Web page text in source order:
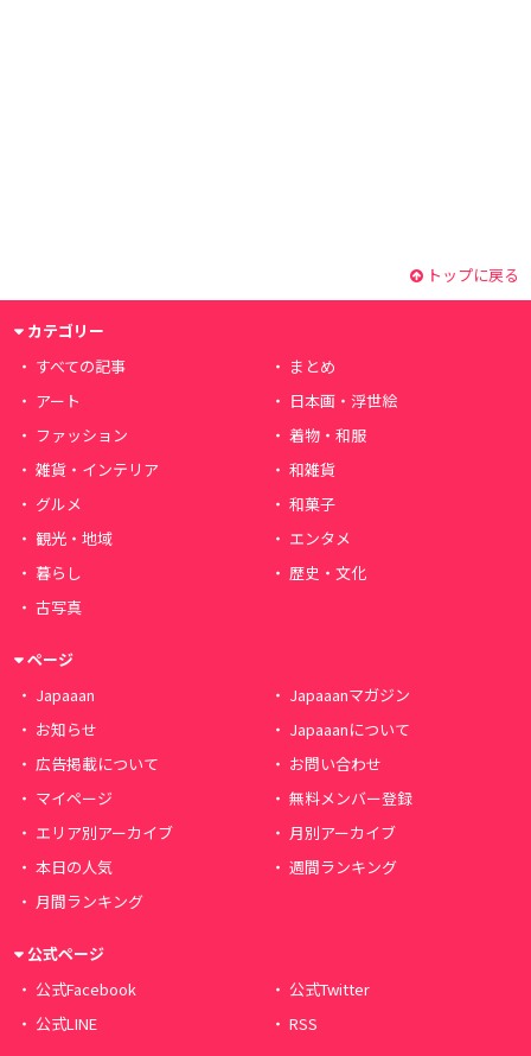
トップに戻る
カテゴリー
すべての記事
まとめ
アート
日本画・浮世絵
ファッション
着物・和服
雑貨・インテリア
和雑貨
グルメ
和菓子
観光・地域
エンタメ
暮らし
歴史・文化
古写真
ページ
Japaaan
Japaaanマガジン
お知らせ
Japaaanについて
広告掲載について
お問い合わせ
マイページ
無料メンバー登録
エリア別アーカイブ
月別アーカイブ
本日の人気
週間ランキング
月間ランキング
公式ページ
公式Facebook
公式Twitter
公式LINE
RSS